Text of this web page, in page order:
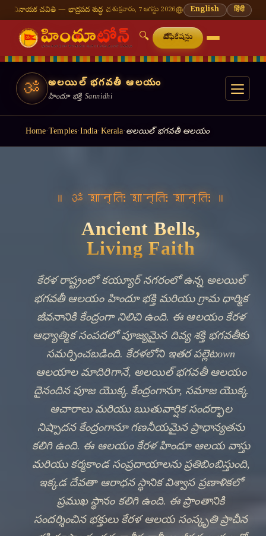
శుద్ధ చవితి ⛩ తిరుమల తిరుపతి — నేటి దర్శన సమయాలు 🔔 నవరాత్రి — 9 రోజులు
శుక్రవారం, 7 ఆగస్టు 2026 English हिंदी
🔍
🔍
నోటిఫికేషన్లు
ॐ అలయిల్ భగవతీ ఆలయం
హిందూ భక్తి Sannidhi
Home·Temples·India· Kerala· అలయిల్ భగవతీ ఆలయం
॥ वसुधैव कुटुम्बकम् ॥
Light a Lamp,
Offer a Prayer
Every wick lit, every offering made at అలయిల్
భగవతీ ఆలయం, joins a river of devotion that
flows through every heart that has ever sought
refuge in హిందూ భక్తి.
✦
VIEW AARTI TIMES
DISCOVER HERITAGE